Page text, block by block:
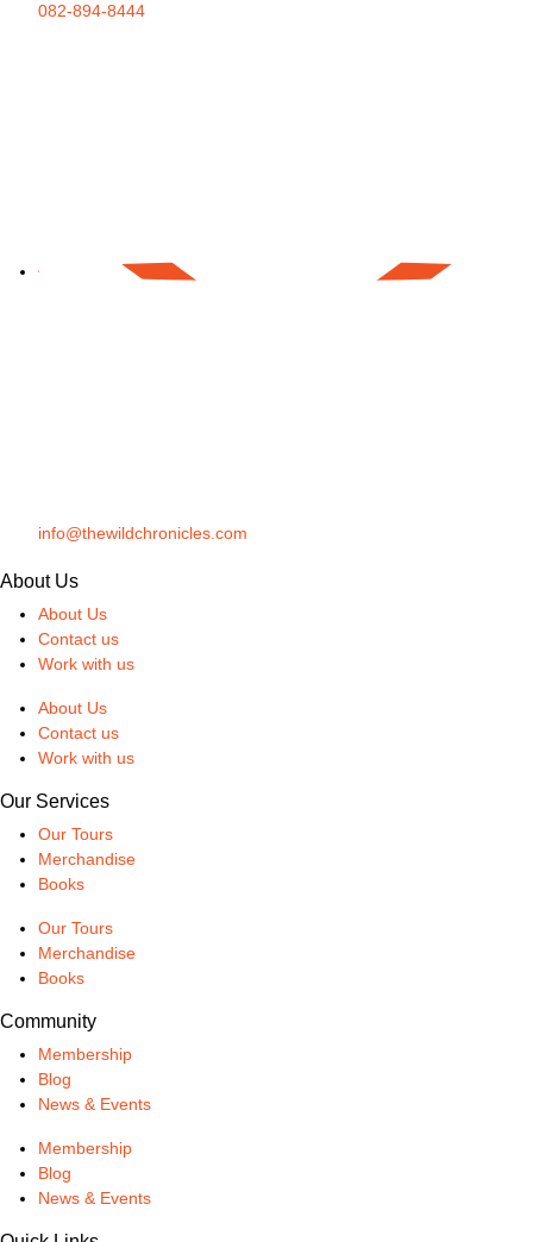
082-894-8444
info@thewildchronicles.com
About Us
About Us
Contact us
Work with us
About Us
Contact us
Work with us
Our Services
Our Tours
Merchandise
Books
Our Tours
Merchandise
Books
Community
Membership
Blog
News & Events
Membership
Blog
News & Events